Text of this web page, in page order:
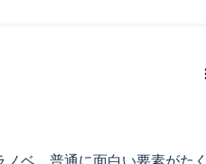
ベ。普通に面白い要素がたく